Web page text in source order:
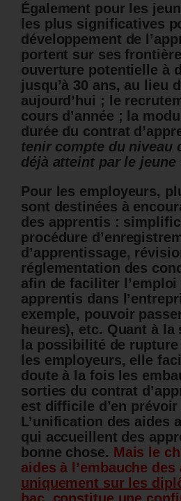
Également pour les
les plus significatives
développement de
portent sur ses
ouverture potentielle à
jusqu’à 30 ans, au lieu
aujourd’hui ; le
cours d’année ; la
durée du contrat
tenir compte du niveau
déjà atteint par le jeune
Pour les employeurs,
sont destinées à
des apprentis :
procédure
d’apprentissage,
réglementation des
afin de faciliter l’emploi
apprentis dans
exemple, pouvoir
heures), etc. Quant à
la possibilité de
les employeurs, elle
doute à la fois les
sorties du contrat
est difficile d’en
L’unification des aides
qui accueillent des
bonne chose. Mais le
aides à l’embauche
uniquement sur les